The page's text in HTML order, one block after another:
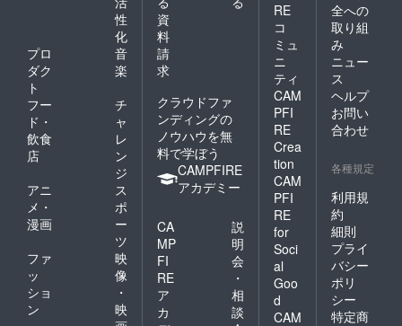
性
化
プロ
ダク
ト
音
楽
フー
ド・
飲食
店
チ
ャ
レ
ン
ジ
アニ
メ・
漫画
ス
ポ
ー
ツ
ファ
ッ
ショ
ン
映
像
・
映
資
料
請
求
クラウドファ
ンディングの
ノウハウを無
料で学ぼう
CAMPFIRE
アカデミー
CA
MP
FI
RE
ア
カ
説
明
会
・
相
談
RE
コ
ミュ
ニ
ティ
CAM
PFI
RE
Crea
tion
CAM
PFI
RE
for
Soci
al
Goo
d
CAM
全への
取り組
み
ニュー
ス
ヘルプ
お問い
合わせ
各種規定
利用規
約
細則
プライ
バシー
ポリ
シー
特定商